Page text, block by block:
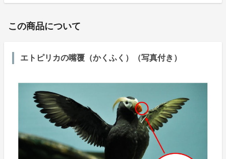
この商品について
エトピリカの嘴覆（かくふく）（写真付き）